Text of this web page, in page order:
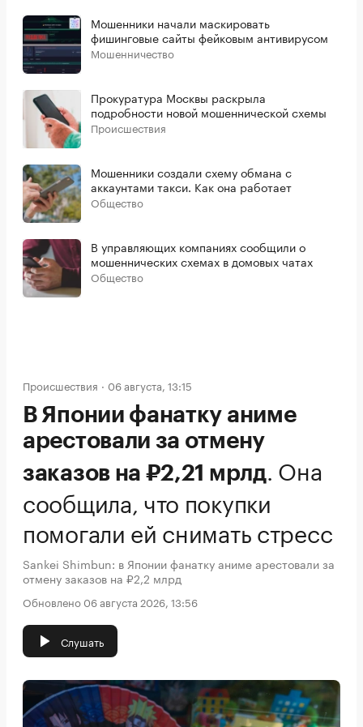
Мошенники начали маскировать
фишинговые сайты фейковым антивирусом
Мошенничество
Прокуратура Москвы раскрыла
подробности новой мошеннической схемы
Происшествия
Мошенники создали схему обмана с
аккаунтами такси. Как она работает
Общество
В управляющих компаниях сообщили о
мошеннических схемах в домовых чатах
Общество
Происшествия 06 августа, 13:15
В Японии фанатку аниме
арестовали за отмену
заказов на ₽2,21 мрлд. Она
сообщила, что покупки
помогали ей снимать стресс
Sankei Shimbun: в Японии фанатку аниме арестовали за
отмену заказов на ₽2,2 млрд
Обновлено 06 августа 2026, 13:56
Слушать